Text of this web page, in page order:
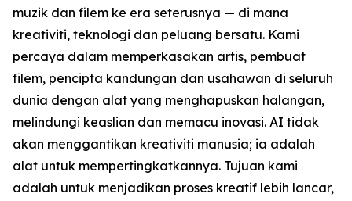
muzik dan filem ke era seterusnya — di mana
kreativiti, teknologi dan peluang bersatu. Kami
percaya dalam memperkasakan artis, pembuat
filem, pencipta kandungan dan usahawan di seluruh
dunia dengan alat yang menghapuskan halangan,
melindungi keaslian dan memacu inovasi. AI tidak
akan menggantikan kreativiti manusia; ia adalah
alat untuk mempertingkatkannya. Tujuan kami
adalah untuk menjadikan proses kreatif lebih lancar,